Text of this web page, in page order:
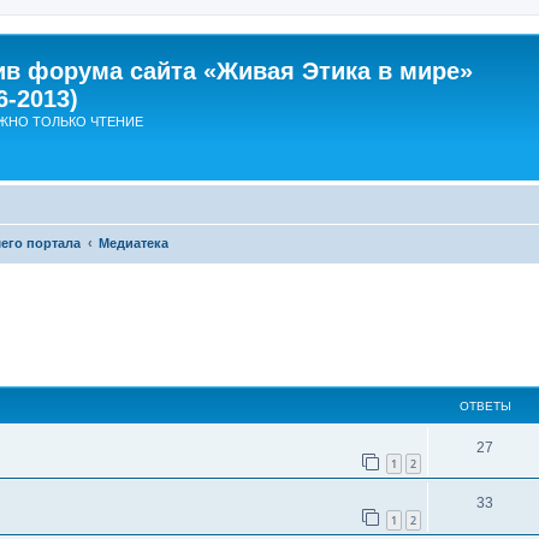
форума сайта «Живая Этика в мире»
2013)
ТОЛЬКО ЧТЕНИЕ
портала Медиатека
ОТВЕТЫ
1 2
27
т
1 2
33
т